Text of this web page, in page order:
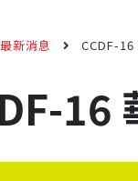
最新消息 CCDF-
16